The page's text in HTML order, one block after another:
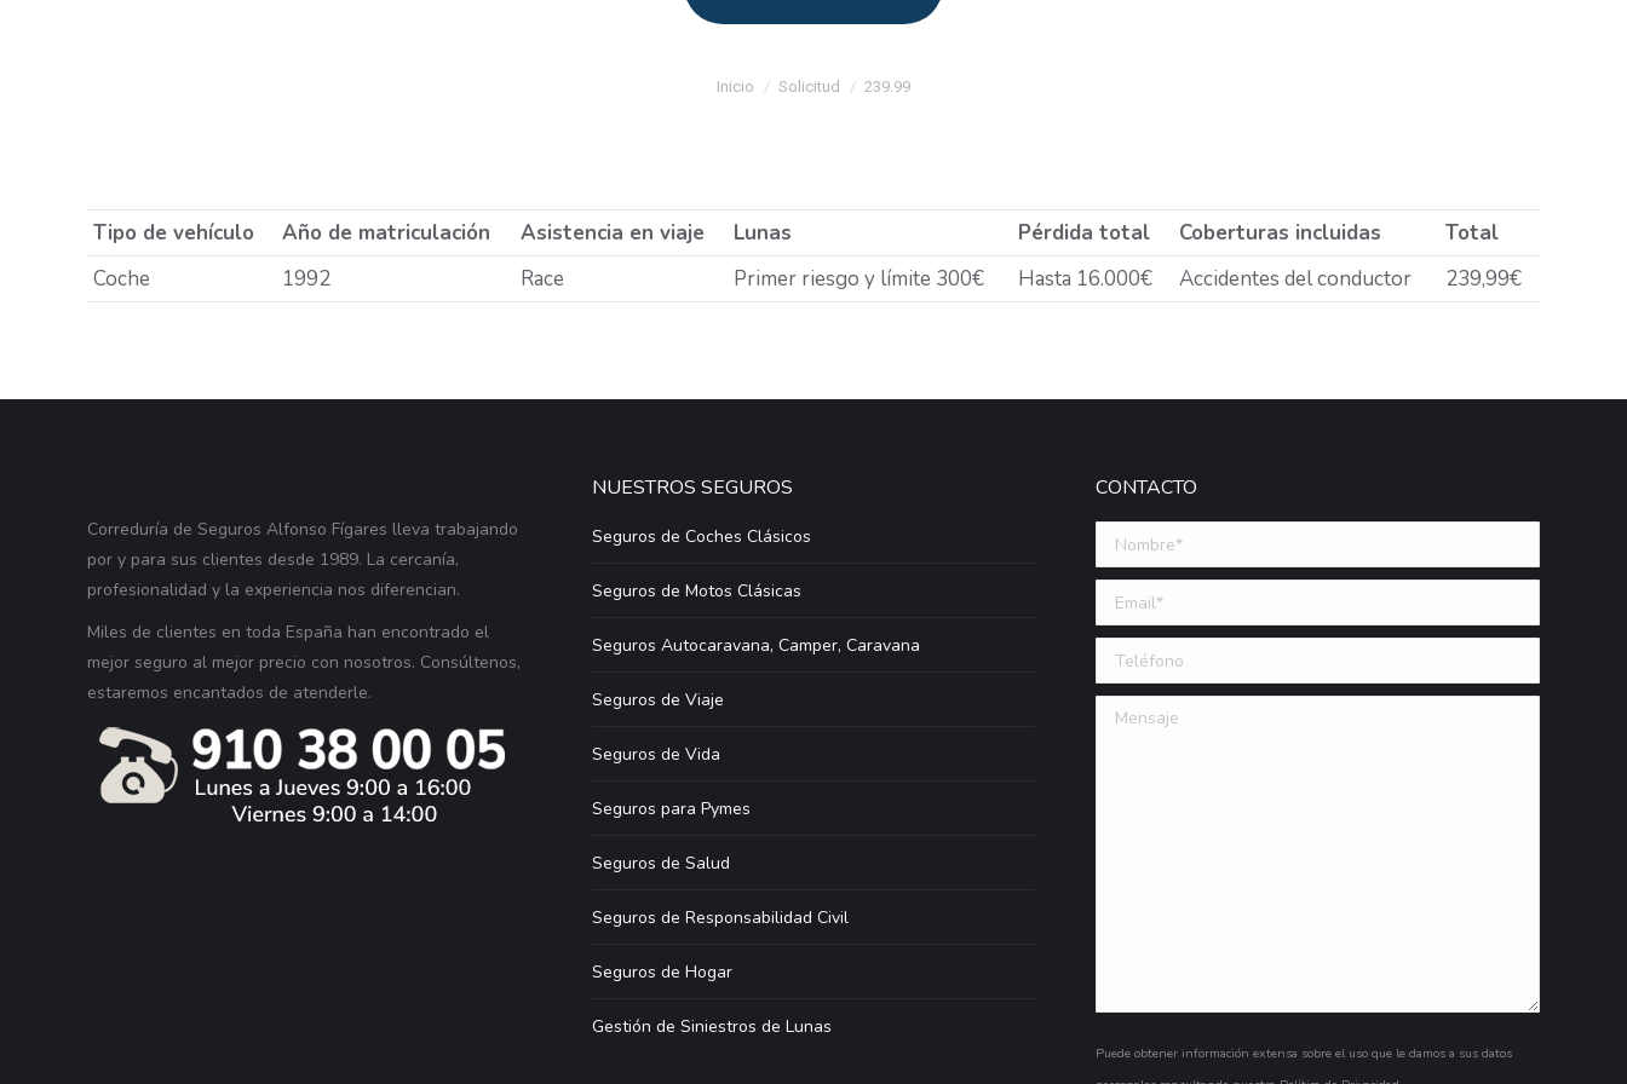
Estás aquí:
Inicio Solicitud 239.99
Tipo de vehículo Año de matriculación Asistencia en viaje Lunas Pérdida total Coberturas incluidas
Total
Coche
1992 Race Primer riesgo y límite 300€ Hasta 16.000€ Accidentes del conductor 239,99€
Correduría de Seguros Alfonso Fígares lleva trabajando
por y para sus clientes desde 1989. La cercanía,
profesionalidad y la experiencia nos diferencian.
Miles de clientes en toda España han encontrado el
mejor seguro al mejor precio con nosotros. Consúltenos,
estaremos encantados de atenderle.
NUESTROS SEGUROS
Seguros de Coches Clásicos
Seguros de Motos Clásicas
Seguros Autocaravana, Camper, Caravana
Seguros de Viaje
Seguros de Vida
Seguros para Pymes
Seguros de Salud
Seguros de Responsabilidad Civil
Seguros de Hogar
Gestión de Siniestros de Lunas
CONTACTO
Nombre *
Email (requerido)
Teléfono
Mensaje
Puede obtener información extensa sobre el uso que le damos a sus datos